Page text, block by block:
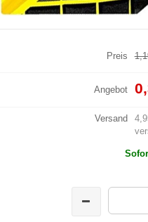
Preis
Angebot
Versand